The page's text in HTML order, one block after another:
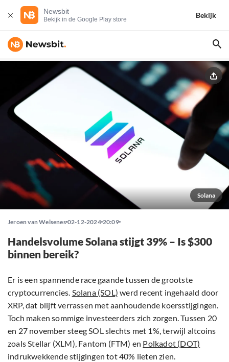
Newsbit
Bekijk in de Google Play store
Bekijk
Solana
Jeroen van Welsenes 02-12-2024 20:09
Handelsvolume Solana stijgt 39% – Is $300
binnen bereik?
Er is een spannende race gaande tussen de grootste
cryptocurrencies. Solana (SOL) werd recent ingehaald door
XRP, dat blijft verrassen met aanhoudende koersstijgingen.
Toch maken sommige investeerders zich zorgen. Tussen 20
en 27 november steeg SOL slechts met 1%, terwijl altcoins
zoals Stellar (XLM), Fantom (FTM) en Polkadot (DOT)
indrukwekkende stijgingen tot 40% lieten zien.